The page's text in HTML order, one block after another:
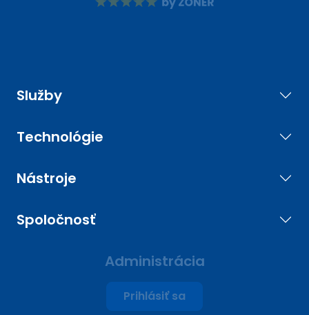
Služby
Technológie
Nástroje
Spoločnosť
Administrácia
Prihlásiť sa